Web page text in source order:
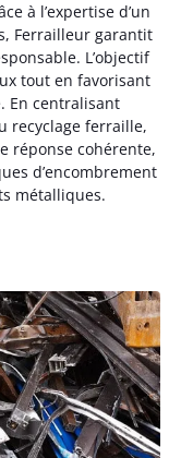
à l’expertise d’un
Ferrailleur garantit
L’objectif
tout en favorisant
En centralisant
recyclage ferraille,
réponse cohérente,
d’encombrement
métalliques.